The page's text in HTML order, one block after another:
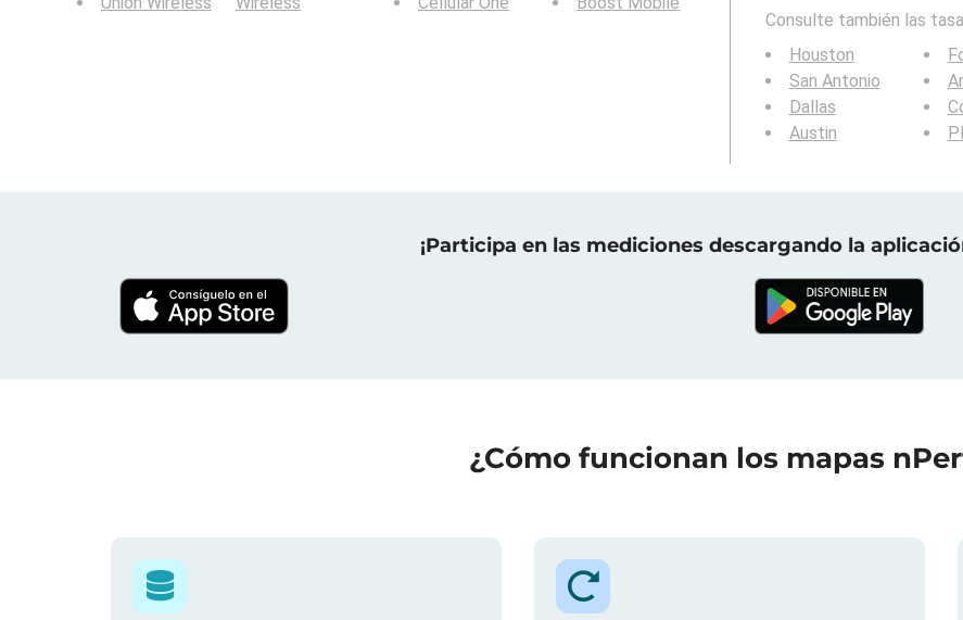
Consulte también las
Houston
San Antonio
Dallas
Austin
¡Participa en las mediciones descargando la
¿Cómo funcionan los mapas